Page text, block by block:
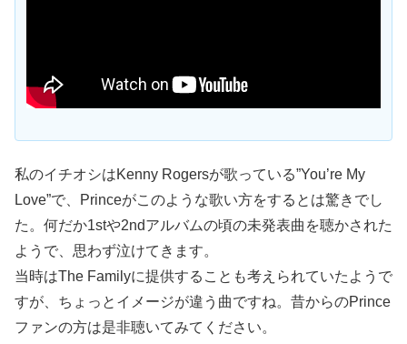
私のイチオシはKenny Rogersが歌っている”You’re My
Love”で、Princeがこのような歌い方をするとは驚きでし
た。何だか1stや2ndアルバムの頃の未発表曲を聴かされた
ようで、思わず泣けてきます。
当時はThe Familyに提供することも考えられていたようで
すが、ちょっとイメージが違う曲ですね。昔からのPrince
ファンの方は是非聴いてみてください。